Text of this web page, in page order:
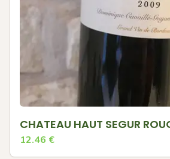
CHATEAU HAUT SEGUR
12.46 €